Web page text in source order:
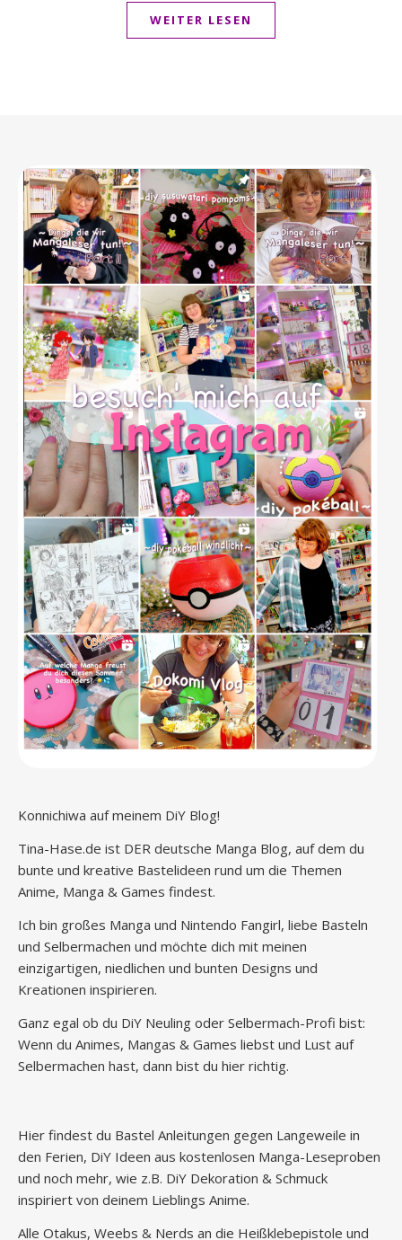
WEITER LESEN
Konnichiwa auf meinem DiY Blog!
Tina-Hase.de ist DER deutsche Manga Blog, auf dem du
bunte und kreative Bastelideen rund um die Themen
Anime, Manga & Games findest.
Ich bin großes Manga und Nintendo Fangirl, liebe Basteln
und Selbermachen und möchte dich mit meinen
einzigartigen, niedlichen und bunten Designs und
Kreationen inspirieren.
Ganz egal ob du DiY Neuling oder Selbermach-Profi bist:
Wenn du Animes, Mangas & Games liebst und Lust auf
Selbermachen hast, dann bist du hier richtig.
Hier findest du Bastel Anleitungen gegen Langeweile in
den Ferien, DiY Ideen aus kostenlosen Manga-Leseproben
und noch mehr, wie z.B. DiY Dekoration & Schmuck
inspiriert von deinem Lieblings Anime.
Alle Otakus, Weebs & Nerds an die Heißklebepistole und